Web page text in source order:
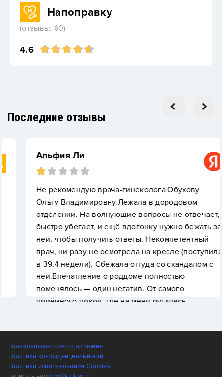
Напоправку
(отзывы: 60)
4.6
Последние отзывы
Альфия Ли
Не рекомендую врача-гинеколога Обухову
Ольгу Владимировну.Лежала в дородовом
отделении. На волнующие вопросы не отвечает,
быстро убегает, и ещё вдогонку нужно бежать за
ней, чтобы получить ответы. Некомпетентный
врач, ни разу не осмотрела на кресле (поступила
в 39,4 недели). Сбежала оттуда со скандалом с
ней.Впечатление о роддоме полностью
поменялось — один негатив. От самого
приёмного покоя, где на меня ругалась
работал душ. В туалетах ржавчина, в палате не
работала раковина.Многих отправляла домой:1.
Пользовательское соглашение
Политика конфиденциальности
Политика использования Cookies